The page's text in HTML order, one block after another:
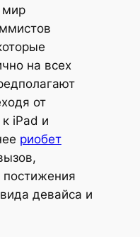
мир
на всех
от
iPad и
риобет
девайса и